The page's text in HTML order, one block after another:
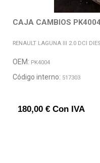
CAJA CAMBIOS
RENAULT LAGUNA III 2.0 DCI
OEM: PK4004
Código interno: 517303
180,00 € Con IVA